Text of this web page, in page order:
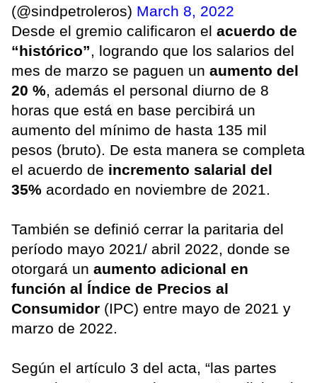
(@sindpetroleros) March 8, 2022
Desde el gremio calificaron el acuerdo de
“histórico”, logrando que los salarios del
mes de marzo se paguen un aumento del
20 %, además el personal diurno de 8
horas que está en base percibirá un
aumento del mínimo de hasta 135 mil
pesos (bruto). De esta manera se completa
el acuerdo de incremento salarial del
35% acordado en noviembre de 2021.
También se definió cerrar la paritaria del
período mayo 2021/ abril 2022, donde se
otorgará un aumento adicional en
función al Índice de Precios al
Consumidor (IPC) entre mayo de 2021 y
marzo de 2022.
Según el artículo 3 del acta, “las partes